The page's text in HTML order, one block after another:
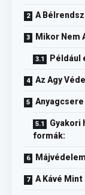
A
Mikor Nem
Például
Az Agy
Gyakori
formák:
A Kávé